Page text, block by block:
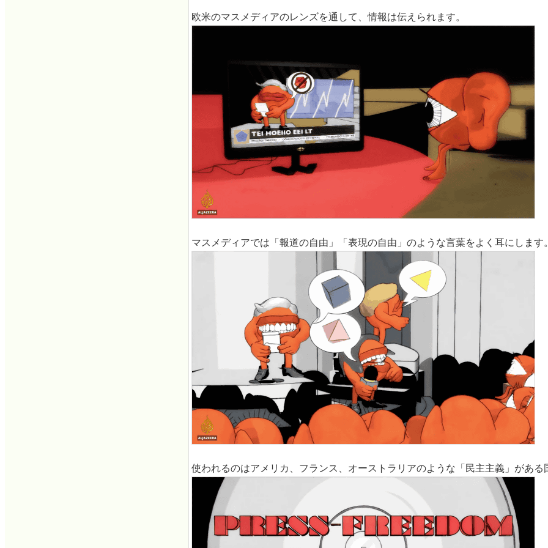
欧米のマスメディアのレンズを通して、情報は伝えられます。
マスメディアでは「報道の自由」「表現の自由」のような言葉をよく耳にします
使われるのはアメリカ、フランス、オーストラリアのような「民主主義」がある